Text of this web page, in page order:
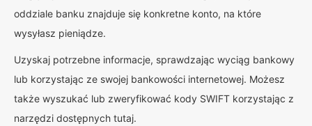
oddziale banku znajduje się konkretne konto, na które
wysyłasz pieniądze.
Uzyskaj potrzebne informacje, sprawdzając wyciąg bankowy
lub korzystając ze swojej bankowości internetowej. Możesz
także wyszukać lub zweryfikować kody SWIFT korzystając z
narzędzi dostępnych tutaj.